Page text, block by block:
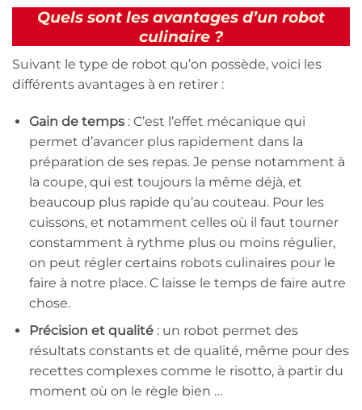
Quels sont les avantages d’un robot
culinaire ?
Suivant le type de robot qu’on possède, voici les
différents avantages à en retirer :
Gain de temps: C’est l’effet mécanique qui
permet d’avancer plus rapidement dans la
préparation de ses repas. Je pense notamment à
la coupe, qui est toujours la même déjà, et
beaucoup plus rapide qu’au couteau. Pour les
cuissons, et notamment celles où il faut tourner
constamment à rythme plus ou moins régulier,
on peut régler certains robots culinaires pour le
faire à notre place. C laisse le temps de faire autre
chose.
Précision et qualité: un robot permet des
résultats constants et de qualité, même pour des
recettes complexes comme le risotto, à partir du
moment où on le règle bien …